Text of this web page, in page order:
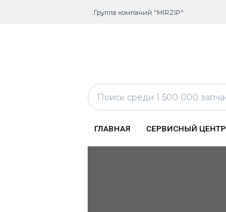
Группа компаний "MIRZIP"
ГЛАВНАЯ СЕРВИСНЫЙ ЦЕНТР